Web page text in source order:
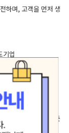
하며, 고객을 먼저 생
기업
는 자세로 최고에 도
심으로 소통합니다.
원 제휴사 고객등 모든
.